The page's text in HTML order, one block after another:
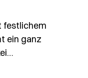
festlichem
ein ganz